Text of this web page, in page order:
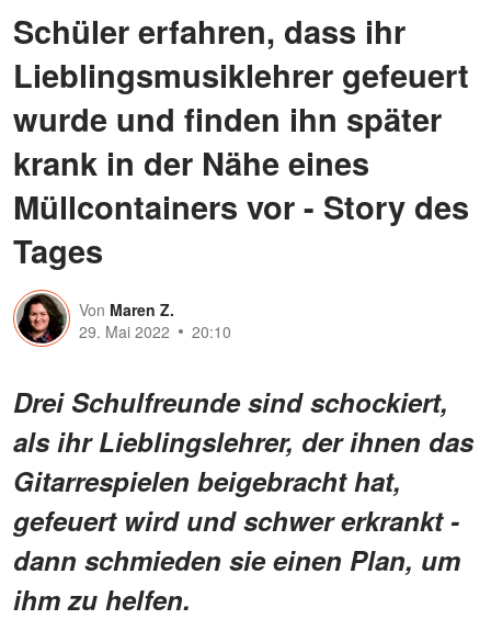
Schüler erfahren, dass ihr
Lieblingsmusiklehrer gefeuert
wurde und finden ihn später
krank in der Nähe eines
Müllcontainers vor - Story des
Tages
Von Maren Z.
29. Mai 2022
20:10
Drei Schulfreunde sind schockiert,
als ihr Lieblingslehrer, der ihnen das
Gitarrespielen beigebracht hat,
gefeuert wird und schwer erkrankt -
dann schmieden sie einen Plan, um
ihm zu helfen.